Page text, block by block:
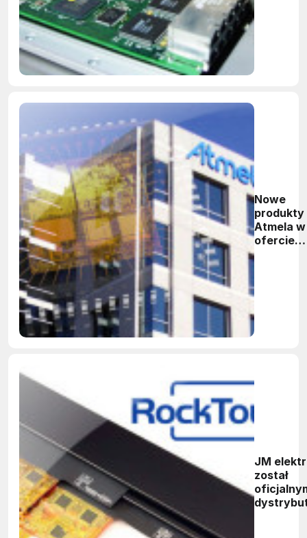
Nowe
produkty
Atmela w
ofercie
JM
został